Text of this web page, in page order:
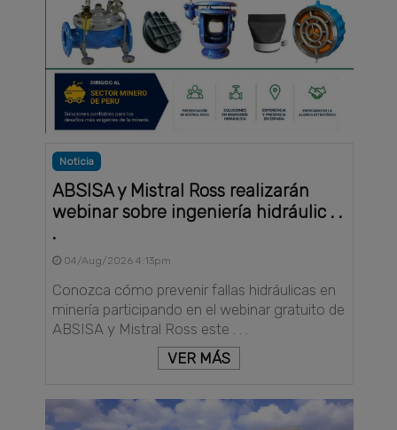
Noticia
ABSISA y Mistral Ross realizarán
webinar sobre ingeniería hidráulic . .
.
04/Aug/2026 4:13pm
Conozca cómo prevenir fallas hidráulicas en
minería participando en el webinar gratuito de
ABSISA y Mistral Ross este . . .
VER MÁS